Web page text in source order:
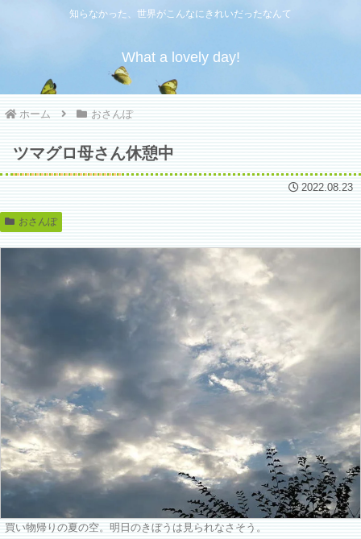
知らなかった、世界がこんなにきれいだったなんて
What a lovely day!
ホーム おさんぽ
ツマグロ母さん休憩中
2022.08.23
おさんぽ
買い物帰りの夏の空。明日のきぼうは見られなさそう。